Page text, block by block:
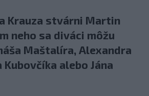
Krauza stvárni Martin
neho sa diváci môžu
Maštalíra, Alexandra
alebo Jána